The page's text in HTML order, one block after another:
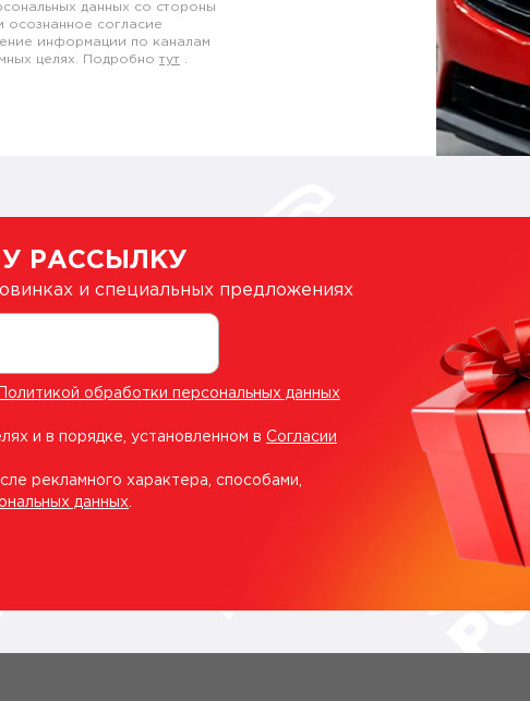
данных со стороны
согласие
информации по каналам
целях. Подробно тут .
РАССЫЛКУ
и специальных предложениях
Политикой обработки персональных данных
и в порядке, установленном в Согласии
рекламного характера, способами,
данных